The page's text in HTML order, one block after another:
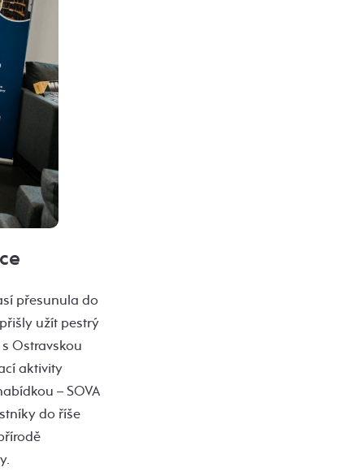
přesunula do
užít pestrý
Ostravskou
aktivity
– SOVA
do říše